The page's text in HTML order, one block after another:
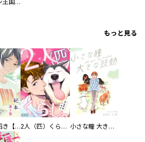
オルクセン王国史
もっと見る
化けねこ招き【描きおろし付合冊版】 2人（匹）くらし。 小さな瞳 大きな鼓動